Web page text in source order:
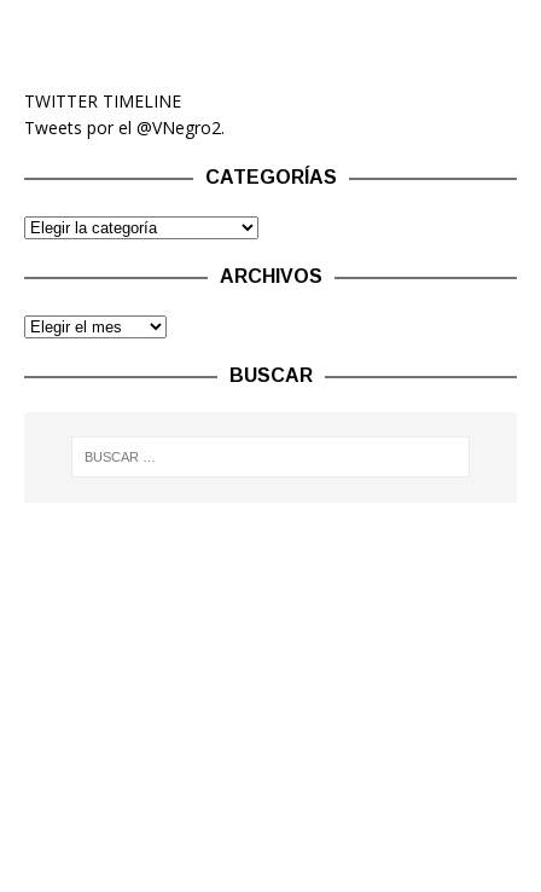
TWITTER TIMELINE
Tweets por el @VNegro2.
CATEGORÍAS
ARCHIVOS
BUSCAR